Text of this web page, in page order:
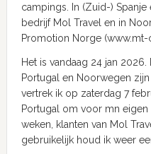
campings. In (Zuid-)
bedrijf Mol Travel en in
Promotion Norge
Het is vandaag 24 jan
Portugal en Noorwegen
vertrek ik op zaterdag 7
Portugal om voor mn
weken, klanten van Mol
gebruikelijk houd ik weer